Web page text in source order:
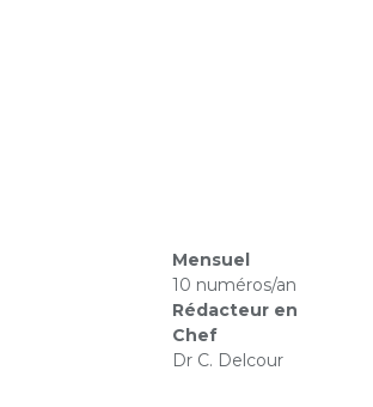
Mensuel
10 numéros/an
Rédacteur en
Chef
Dr C. Delcour